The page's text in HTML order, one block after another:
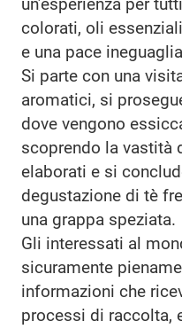
colorati, oli
e una pace
Si parte con una
aromatici, si
dove vengono
scoprendo la vastità
elaborati e si
degustazione di tè
una grappa speziata.
Gli interessati al
sicuramente
informazioni che
processi di raccolta,